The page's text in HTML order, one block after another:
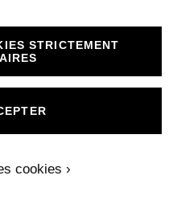
STRICTEMENT
cookies ›